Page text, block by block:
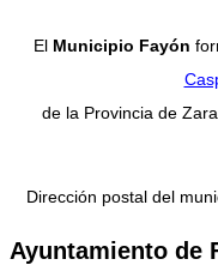
El Municipio Fayón
de la Provincia de
Dirección postal del
Ayuntamiento de